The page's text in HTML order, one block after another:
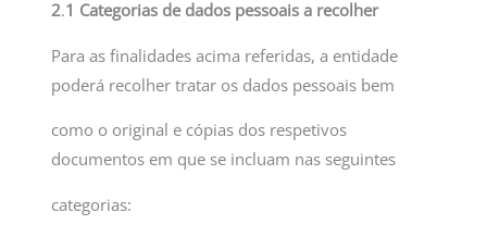
2.1 Categorias de dados pessoais a recolher
Para as finalidades acima referidas, a entidade
poderá recolher tratar os dados pessoais bem
como o original e cópias dos respetivos
documentos em que se incluam nas seguintes
categorias: